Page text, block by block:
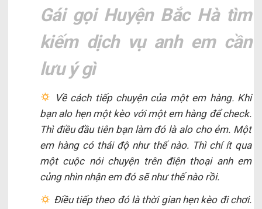
Gái gọi Huyện Bắc Hà tìm
kiếm dịch vụ anh em cần
lưu ý gì
Về cách tiếp chuyện của một em hàng. Khi
bạn alo hẹn một kèo với một em hàng để check.
Thì điều đầu tiên bạn làm đó là alo cho ẻm. Một
em hàng có thái độ như thế nào. Thì chí ít qua
một cuộc nói chuyện trên điện thoại anh em
củng nhìn nhận em đó sẽ như thế nào rồi.
Điều tiếp theo đó là thời gian hẹn kèo đi chơi.